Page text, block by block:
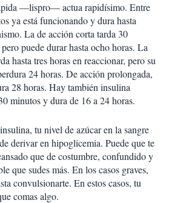
—lispro— actua rapidísimo. Entre
ya está funcionando y dura hasta
La de acción corta tarda 30
puede durar hasta ocho horas. La
hasta tres horas en reaccionar, pero su
24 horas. De acción prolongada,
28 horas. Hay también insulina
minutos y dura de 16 a 24 horas.
tu nivel de azúcar en la sangre
derivar en hipoglicemia. Puede que te
que de costumbre, confundido y
que sudes más. En los casos graves,
convulsionarte. En estos casos, tu
comas algo.